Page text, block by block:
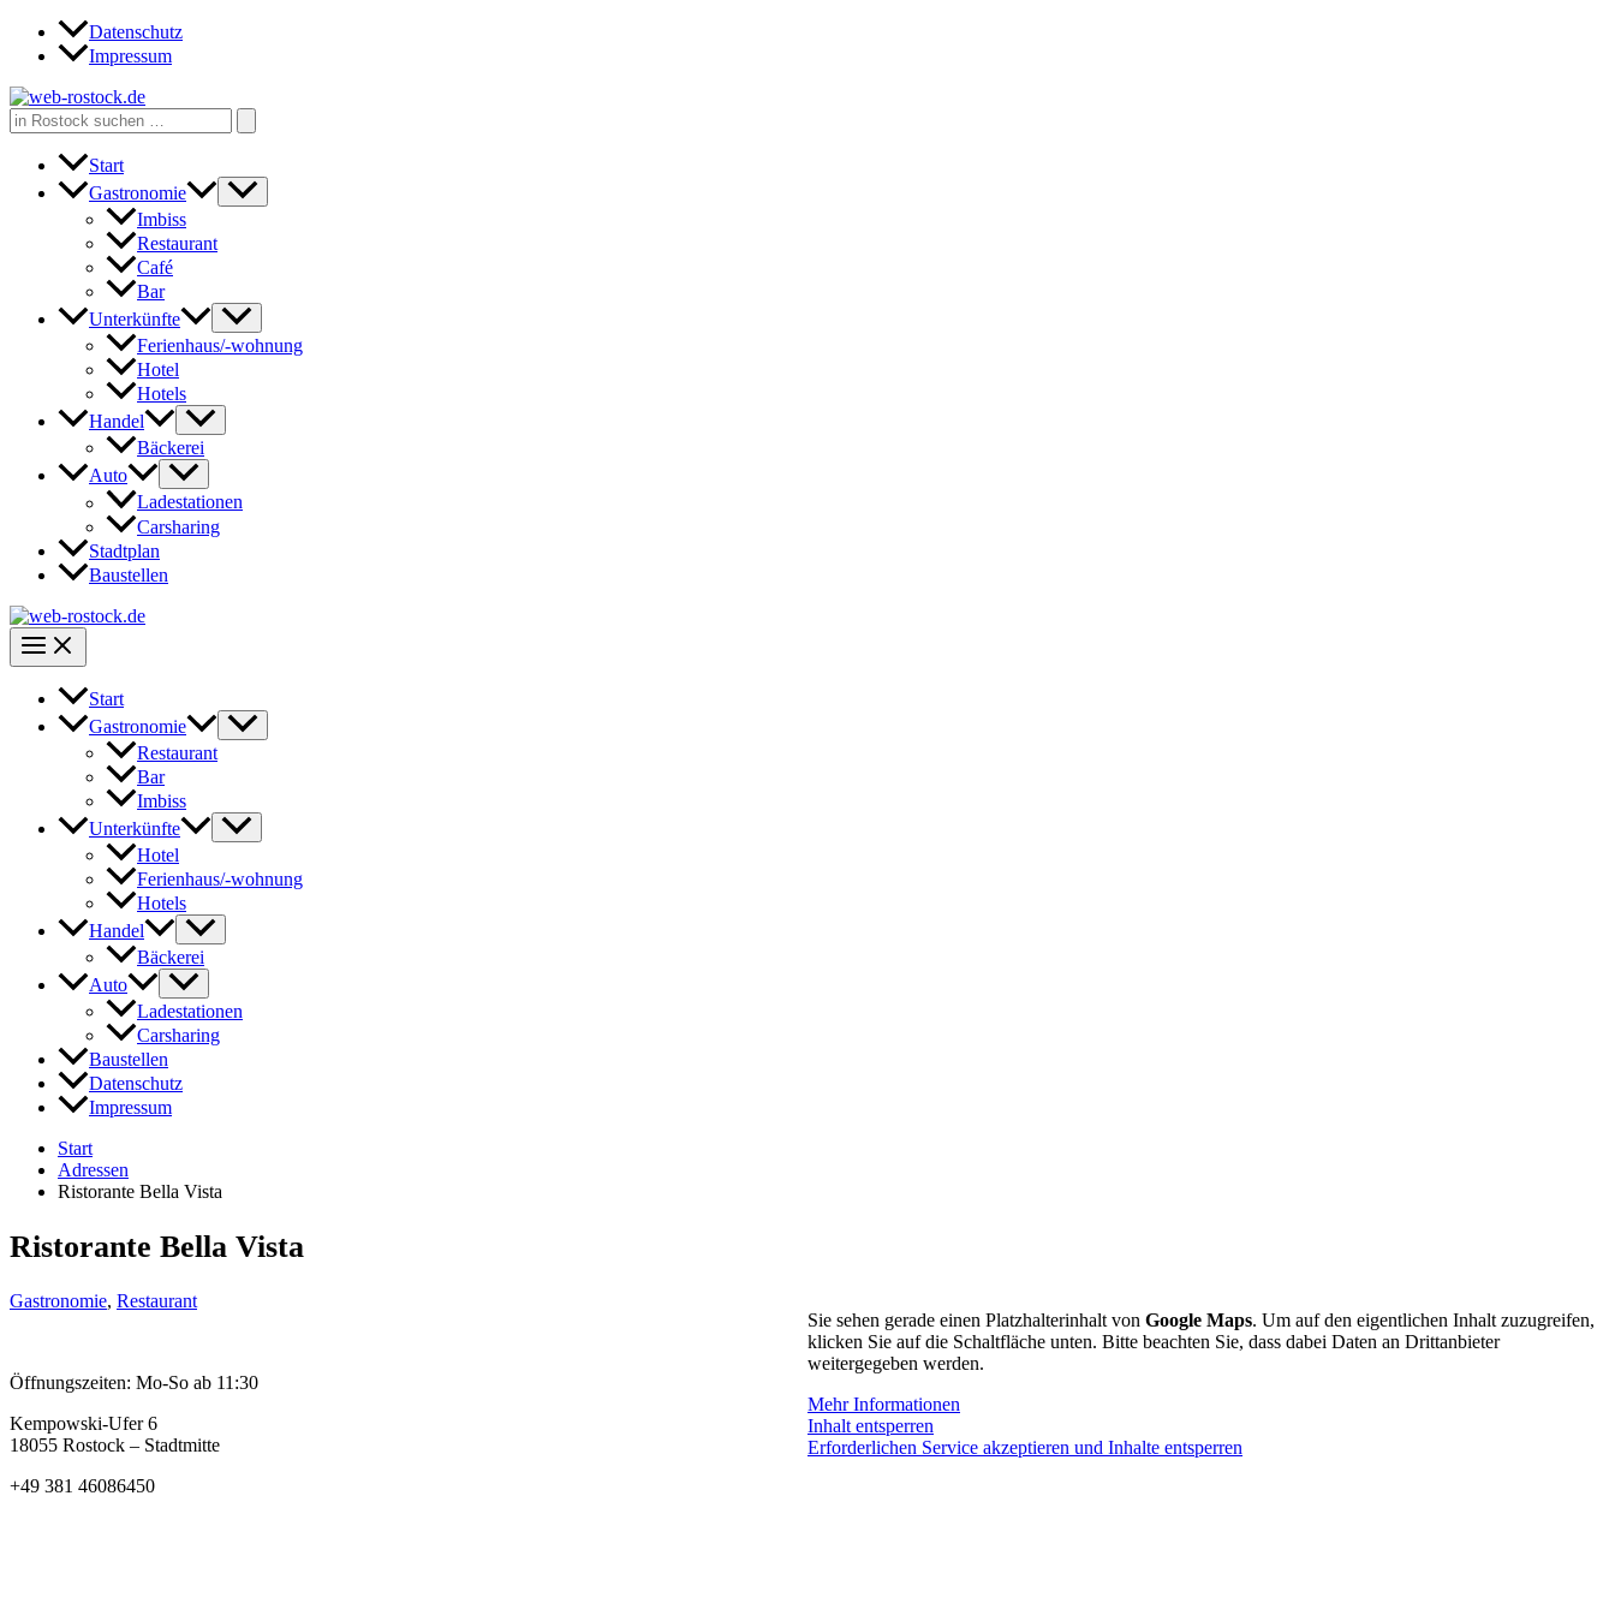
Zum
Inhalt
Datenschutz
Impressum
Search
for:
Start
Gastronomie
Imbiss
Restaurant
Café
Bar
Unterkünfte
Ferienhaus/-wohnung
Hotel
Hotels
Handel
Bäckerei
Auto
Ladestationen
Carsharing
Stadtplan
Baustellen
Start
Gastronomie
Restaurant
Bar
Imbiss
Unterkünfte
Hotel
Ferienhaus/-wohnung
Hotels
Handel
Bäckerei
Auto
Ladestationen
Carsharing
Baustellen
Datenschutz
Impressum
Start
Adressen
Ristorante Bella Vista
Ristorante Bella Vista
Gastronomie, Restaurant
Öffnungszeiten: Mo-So ab 11:30
Kempowski-Ufer 6
18055 Rostock – Stadtmitte
+49 381 46086450
Sie sehen gerade einen Platzhalterinhalt von Google Maps. Um auf den eigentlichen Inhalt zuzugreifen,
klicken Sie auf die Schaltfläche unten. Bitte beachten Sie, dass dabei Daten an Drittanbieter
weitergegeben werden.
Mehr Informationen
Inhalt entsperren
Erforderlichen Service akzeptieren und Inhalte entsperren